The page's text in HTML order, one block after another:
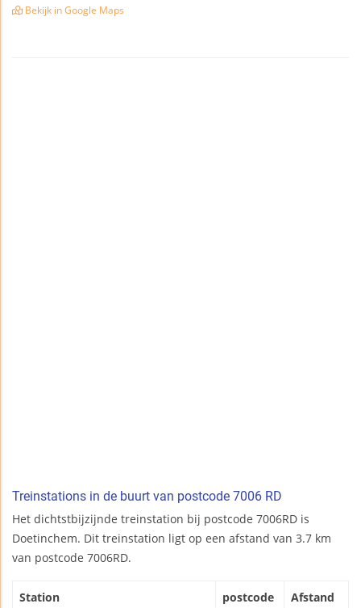
Bekijk in Google Maps
Treinstations in de buurt van postcode 7006 RD
Het dichtstbijzijnde treinstation bij postcode 7006RD is
Doetinchem. Dit treinstation ligt op een afstand van 3.7 km
van postcode 7006RD.
Station postcode Afstand